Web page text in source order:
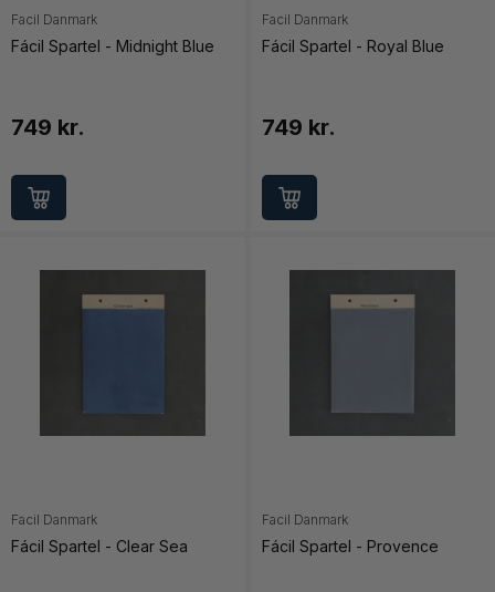
Facil Danmark
Fácil Spartel - Midnight Blue
749 kr.
Facil Danmark
Fácil Spartel - Royal Blue
749 kr.
Facil Danmark
Fácil Spartel - Clear Sea
Facil Danmark
Fácil Spartel - Provence